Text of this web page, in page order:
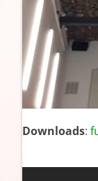
Downloads: